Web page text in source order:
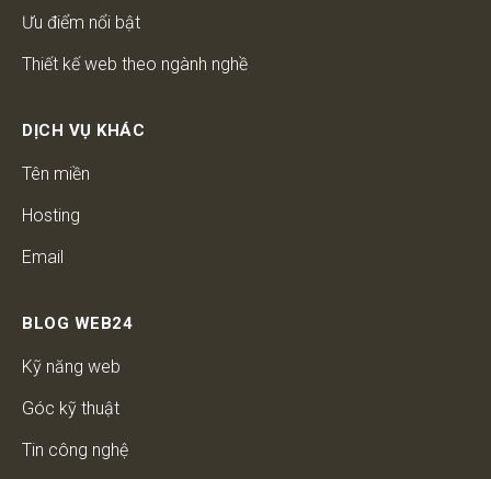
Ưu điểm nổi bật
Thiết kế web theo ngành nghề
DỊCH VỤ KHÁC
Tên miền
Hosting
Email
BLOG WEB24
Kỹ năng web
Góc kỹ thuật
Tin công nghệ